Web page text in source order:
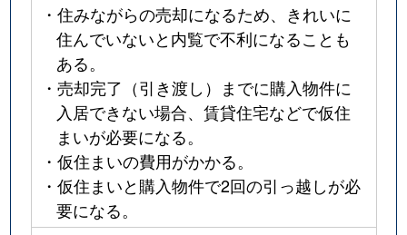
・住みながらの売却になるため、きれいに
住んでいないと内覧で不利になることも
ある。
・売却完了（引き渡し）までに購入物件に
入居できない場合、賃貸住宅などで仮住
まいが必要になる。
・仮住まいの費用がかかる。
・仮住まいと購入物件で2回の引っ越しが必
要になる。